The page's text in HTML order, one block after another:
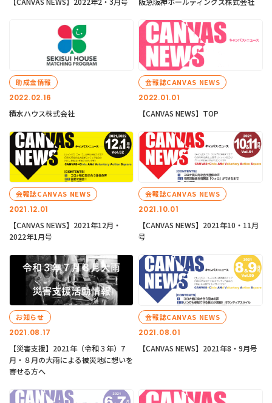
2022.02.16
助成金情報
積水ハウス株式会社
2022.01.01
会報誌CANVAS NEWS
【CANVAS NEWS】TOP
2021.12.01
会報誌CANVAS NEWS
【CANVAS NEWS】2021年12月・
2022年1月号
2021.10.01
会報誌CANVAS NEWS
【CANVAS NEWS】2021年10・11月
号
2021.08.17
お知らせ
【災害支援】2021年（令和３年）7
月・８月の大雨による被災地に想いを
寄せる方へ
2021.08.01
会報誌CANVAS NEWS
【CANVAS NEWS】2021年8・9月号